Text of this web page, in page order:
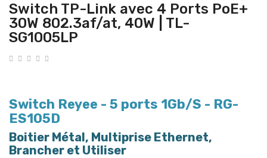
Switch TP-Link avec 4 Ports PoE+
30W 802.3af/at, 40W | TL-
SG1005LP
Switch Reyee - 5 ports 1Gb/S - RG-
ES105D
Boitier Métal, Multiprise Ethernet,
Brancher et Utiliser